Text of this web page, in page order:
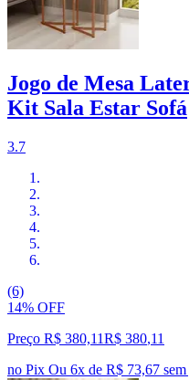
Jogo de Mesa
Kit Sala Estar Sofá
3.7
(6)
14% OFF
Preço R$ 380,11R$ 380,11
no Pix Ou 6x de R$ 73,67